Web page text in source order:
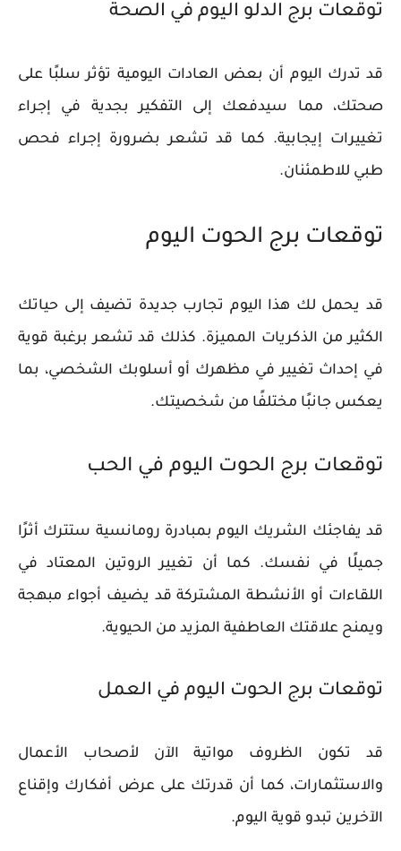
توقعات برج الدلو اليوم في الصحة
قد تدرك اليوم أن بعض العادات اليومية تؤثر سلبًا على
صحتك، مما سيدفعك إلى التفكير بجدية في إجراء
تغييرات إيجابية. كما قد تشعر بضرورة إجراء فحص
طبي للاطمئنان.
توقعات برج الحوت اليوم
قد يحمل لك هذا اليوم تجارب جديدة تضيف إلى حياتك
الكثير من الذكريات المميزة. كذلك قد تشعر برغبة قوية
في إحداث تغيير في مظهرك أو أسلوبك الشخصي، بما
يعكس جانبًا مختلفًا من شخصيتك.
توقعات برج الحوت اليوم في الحب
قد يفاجئك الشريك اليوم بمبادرة رومانسية ستترك أثرًا
جميلًا في نفسك. كما أن تغيير الروتين المعتاد في
اللقاءات أو الأنشطة المشتركة قد يضيف أجواء مبهجة
ويمنح علاقتك العاطفية المزيد من الحيوية.
توقعات برج الحوت اليوم في العمل
قد تكون الظروف مواتية الآن لأصحاب الأعمال
والاستثمارات، كما أن قدرتك على عرض أفكارك وإقناع
الآخرين تبدو قوية اليوم.